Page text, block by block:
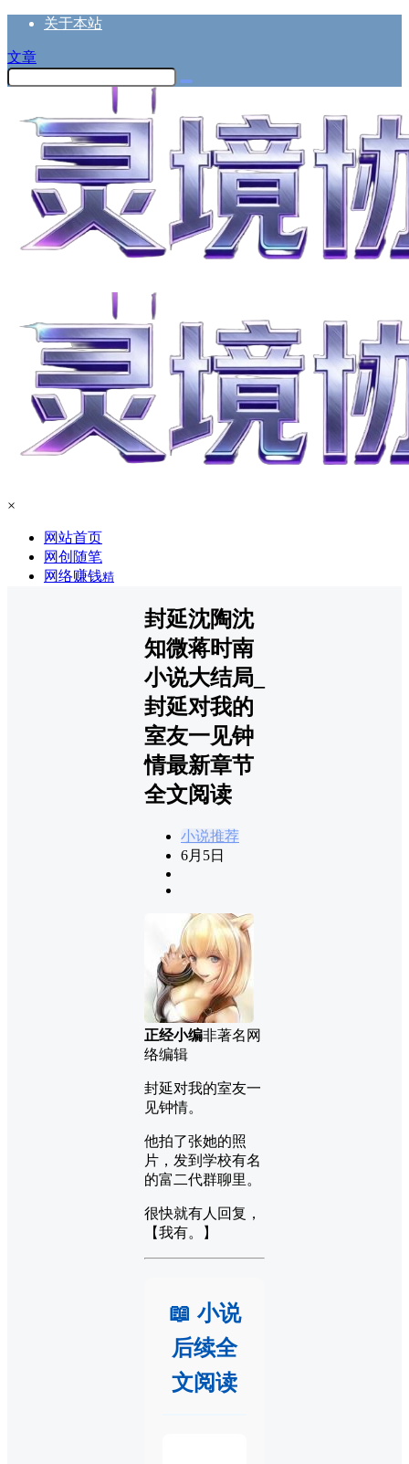
关于本站
文章
×
网站首页
网创随笔
网络赚钱精
封延沈陶沈
知微蒋时南
小说大结局_
封延对我的
室友一见钟
情最新章节
全文阅读
小说推荐
6月5日
正经小编非著名网
络编辑
封延对我的室友一
见钟情。
他拍了张她的照
片，发到学校有名
的富二代群聊里。
很快就有人回复，
【我有。】
📖 小说
后续全
文阅读